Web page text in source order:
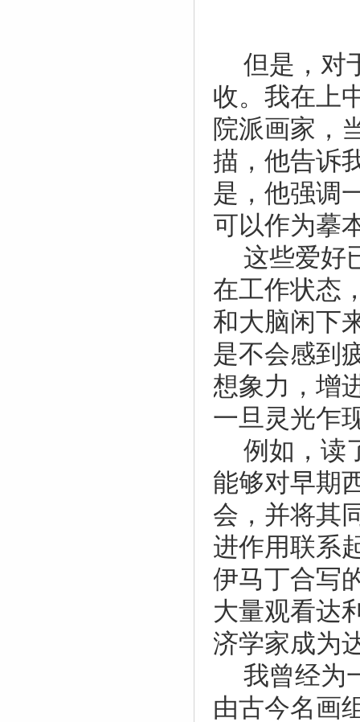
但是，对
收。我在上
院派画家，
描，他告诉
是，他强调
可以作为摹
这些爱好
在工作状态
和大脑闲下
是不会感到
想象力，增
一旦灵光乍
例如，读
能够对早期
会，并将其
进作用联系
伊马丁合写
大量观看达
济学家成为
我曾经为
由古今名画